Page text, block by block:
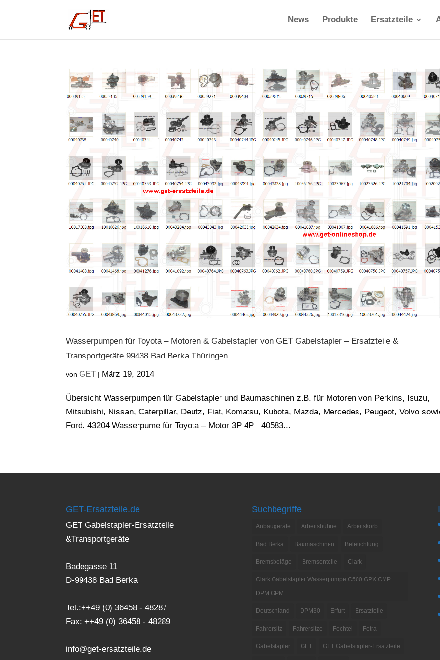
News Produkte Ersatzteile
Wasserpumpen für Toyota – Motoren & Gabelstapler von GET Gabelstapler – Ersatzteile &
Transportgeräte 99438 Bad Berka Thüringen
von GET | März 19, 2014
Übersicht Wasserpumpen für Gabelstapler und Baumaschinen z.B. für Motoren von Perkins, Isuzu,
Mitsubishi, Nissan, Caterpillar, Deutz, Fiat, Komatsu, Kubota, Mazda, Mercedes, Peugeot, Volvo
Ford. 43204 Wasserpume für Toyota – Motor 3P 4P 40583...
GET-Ersatzteile.de
GET Gabelstapler-Ersatzteile
&Transportgeräte
Badegasse 11
D-99438 Bad Berka
Tel.:++49 (0) 36458 - 48287
Fax: ++49 (0) 36458 - 48289
info@get-ersatzteile.de
Suchbegriffe
Anbaugeräte Arbeitsbühne Arbeitskorb
Bad Berka Baumaschinen Beleuchtung
Bremsbeläge Bremsenteile Clark
Clark Gabelstapler Wasserpumpe C500 GPX CMP
DPM GPM
Deutschland DPM30 Erfurt Ersatzteile
Fahrersitz Fahrersitze Fechtel Fetra
Gabelstapler GET GET Gabelstapler-Ersatzteile